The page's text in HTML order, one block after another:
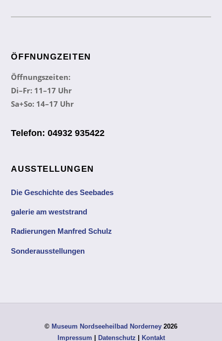
ÖFFNUNGZEITEN
Öffnungszeiten:
Di–Fr: 11–17 Uhr
Sa+So: 14–17 Uhr
Telefon: 04932 935422
AUSSTELLUNGEN
Die Geschichte des Seebades
galerie am weststrand
Radierungen Manfred Schulz
Sonderausstellungen
© Museum Nordseeheilbad Norderney 2026
Impressum
Datenschutz Kontakt